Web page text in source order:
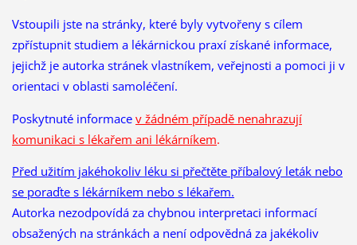
Vstoupili jste na stránky, které byly vytvořeny s cílem
zpřístupnit studiem a lékárnickou praxí získané informace,
jejichž je autorka stránek vlastníkem, veřejnosti a pomoci ji v
orientaci v oblasti samoléčení.
Poskytnuté informace v žádném případě nenahrazují
komunikaci s lékařem ani lékárníkem.
Před užitím jakéhokoliv léku si přečtěte příbalový leták nebo
se poraďte s lékárníkem nebo s lékařem.
Autorka nezodpovídá za chybnou interpretaci informací
obsažených na stránkách a není odpovědná za jakékoliv